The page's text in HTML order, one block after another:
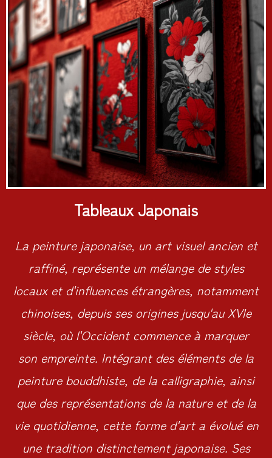
Tableaux Japonais
La peinture japonaise, un art visuel ancien et
raffiné, représente un mélange de styles
locaux et d'influences étrangères, notamment
chinoises, depuis ses origines jusqu'au XVIe
siècle, où l'Occident commence à marquer
son empreinte. Intégrant des éléments de la
peinture bouddhiste, de la calligraphie, ainsi
que des représentations de la nature et de la
vie quotidienne, cette forme d'art a évolué en
une tradition distinctement japonaise. Ses